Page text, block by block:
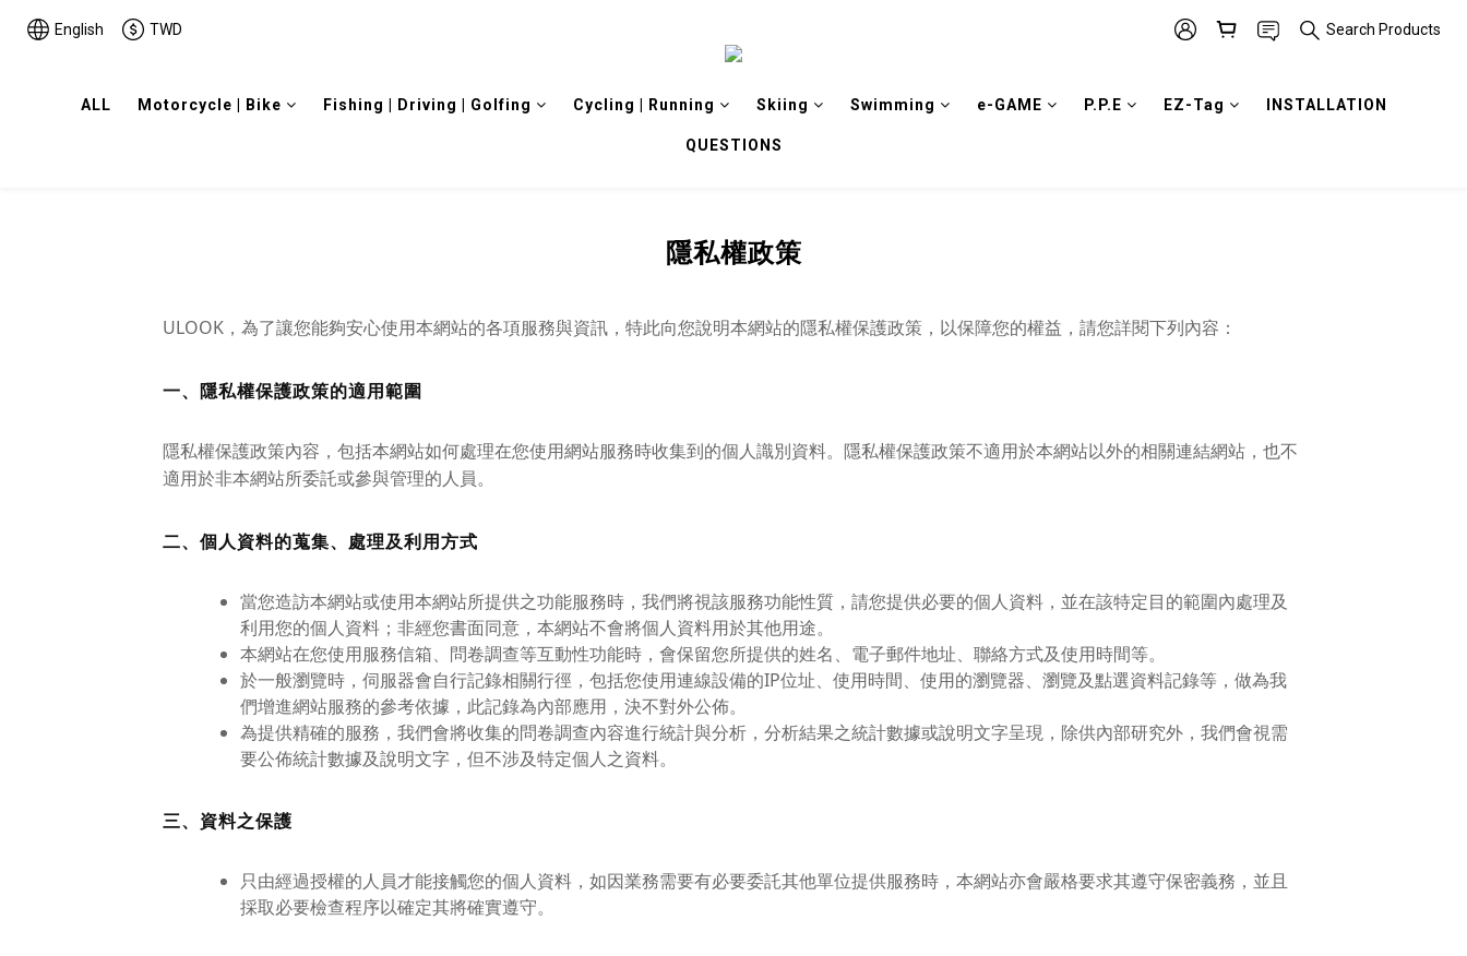
English TWD Search Products
ALL Motorcycle | Bike Fishing | Driving | Golfing Cycling | Running Skiing Swimming e-GAME P.P.E EZ-Tag INSTALLATION
QUESTIONS
隱私權政策
ULOOK，為了讓您能夠安心使用本網站的各項服務與資訊，特此向您說明本網站的隱私權保護政策，以保障您的權益，請您詳閱下列內容：
一、隱私權保護政策的適用範圍
隱私權保護政策內容，包括本網站如何處理在您使用網站服務時收集到的個人識別資料。隱私權保護政策不適用於本網站以外的相關連結網站，也不
適用於非本網站所委託或參與管理的人員。
二、個人資料的蒐集、處理及利用方式
當您造訪本網站或使用本網站所提供之功能服務時，我們將視該服務功能性質，請您提供必要的個人資料，並在該特定目的範圍內處理及
利用您的個人資料；非經您書面同意，本網站不會將個人資料用於其他用途。
本網站在您使用服務信箱、問卷調查等互動性功能時，會保留您所提供的姓名、電子郵件地址、聯絡方式及使用時間等。
於一般瀏覽時，伺服器會自行記錄相關行徑，包括您使用連線設備的IP位址、使用時間、使用的瀏覽器、瀏覽及點選資料記錄等，做為我
們增進網站服務的參考依據，此記錄為內部應用，決不對外公佈。
為提供精確的服務，我們會將收集的問卷調查內容進行統計與分析，分析結果之統計數據或說明文字呈現，除供內部研究外，我們會視需
要公佈統計數據及說明文字，但不涉及特定個人之資料。
三、資料之保護
只由經過授權的人員才能接觸您的個人資料，如因業務需要有必要委託其他單位提供服務時，本網站亦會嚴格要求其遵守保密義務，並且
採取必要檢查程序以確定其將確實遵守。